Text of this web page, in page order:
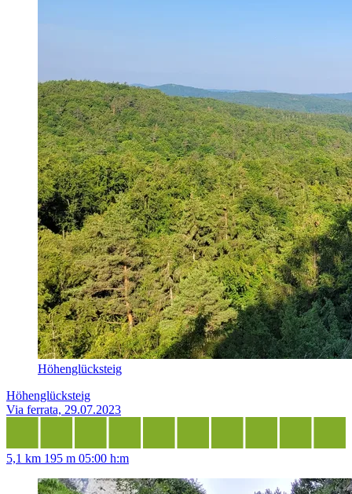
Höhenglücksteig
Höhenglücksteig
Via ferrata, 29.07.2023
5,1 km 195 m 05:00 h:m